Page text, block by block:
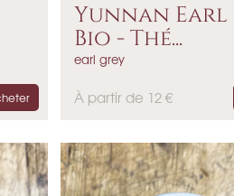
Yunnan Earl
Bio - Thé...
earl grey
P
x
À partir de 12 €